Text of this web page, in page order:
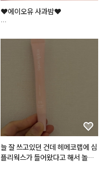
#광고 #벨벳틴트 #립메이크업
#립틴트#매트틴트
#lipmakup
❤️에이오유 사과밤❤️
만들어주는 틴티드 립밤이에요!
요즘 제 파우치템임..!
늘 잘 쓰고있던 건데 헤메코랩에 심
플리웍스가 들어왔다고 해서 놀랐